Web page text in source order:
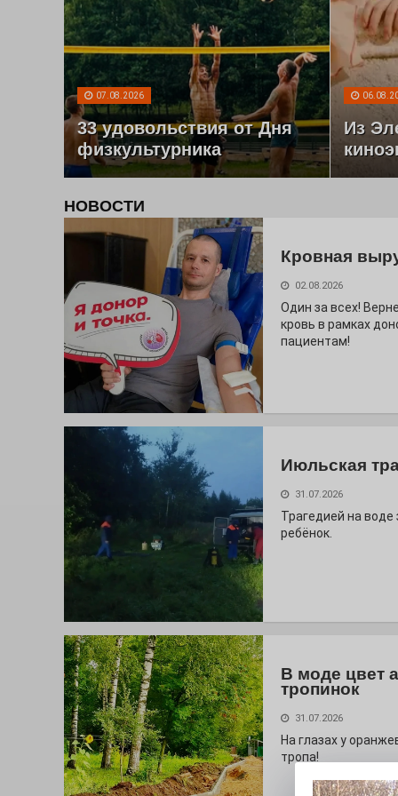
07.08.2026
33 удовольствия от Дня
физкультурника
Из
НОВОСТИ
Кровная
02.08.2026
Один за всех!
кровь в рамках
пациентам!
Июльская
31.07.2026
Трагедией на воде
ребёнок.
В моде цвет
тропинок
31.07.2026
На глазах у
тропа!